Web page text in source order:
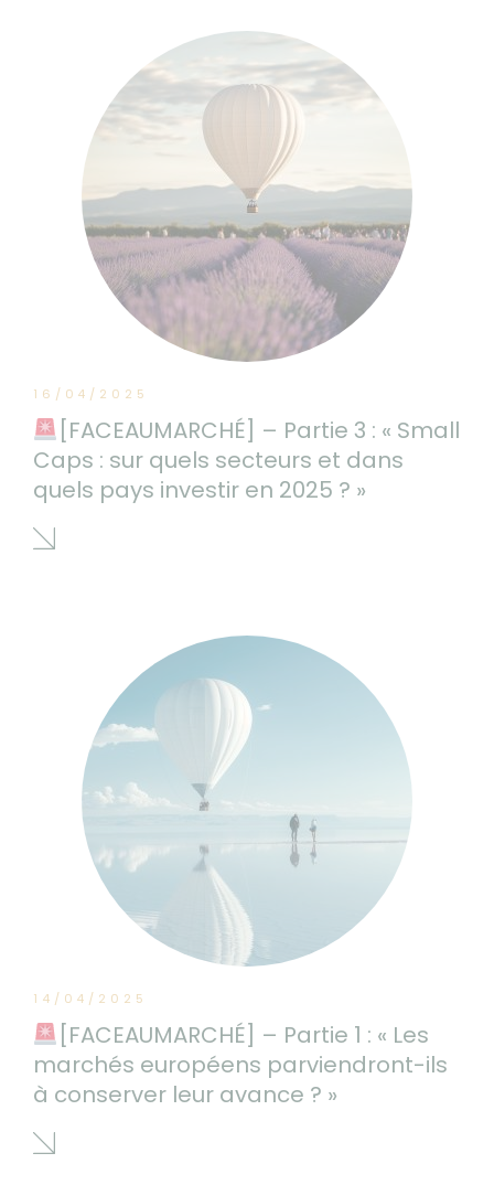
16/04/2025
[FACEAUMARCHÉ] – Partie 3 : « Small
Caps : sur quels secteurs et dans
quels pays investir en 2025 ? »
14/04/2025
[FACEAUMARCHÉ] – Partie 1 : « Les
marchés européens parviendront-ils
à conserver leur avance ? »